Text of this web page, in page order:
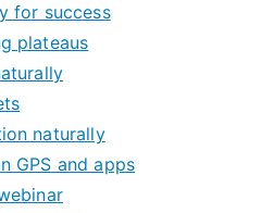
for success
plateaus
naturally
GPS and apps